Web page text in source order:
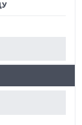
ГОДУ
КОМПАНИИ